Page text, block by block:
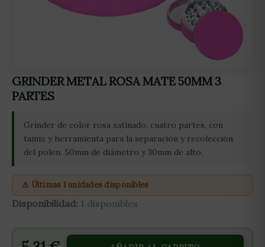
GRINDER METAL ROSA MATE 50MM 3
PARTES
Grinder de color rosa satinado, cuatro partes, con
tamiz y herramienta para la separación y recolección
del polen. 50mm de diámetro y 30mm de alto.
⚠ Últimas 1 unidades disponibles
Disponibilidad: 1 disponibles